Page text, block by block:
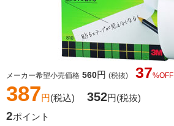
メーカー希望小売価格 560円 (税抜) 37%OFF
387円(税込) 352円(税抜)
2ポイント